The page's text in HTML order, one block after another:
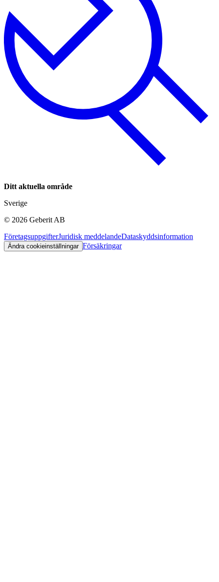
Ditt aktuella område
Sverige
© 2026 Geberit AB
FöretagsuppgifterJuridisk meddelandeDataskyddsinformation
Ändra cookieinställningar Försäkringar